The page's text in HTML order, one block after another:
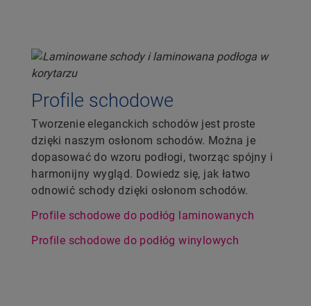
Profile schodowe
Tworzenie eleganckich schodów jest proste
dzięki naszym osłonom schodów. Można je
dopasować do wzoru podłogi, tworząc spójny i
harmonijny wygląd. Dowiedz się, jak łatwo
odnowić schody dzięki osłonom schodów.
Profile schodowe do podłóg laminowanych
Profile schodowe do podłóg winylowych